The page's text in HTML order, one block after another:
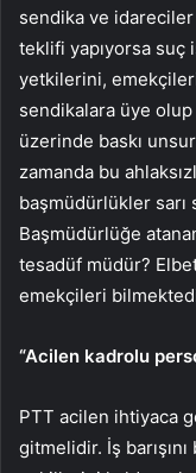
sendika ve
teklifi yapıyorsa
yetkilerini,
sendikalara üye olup
üzerinde baskı
zamanda bu
başmüdürlükler sarı
Başmüdürlüğe
tesadüf müdür?
emekçileri
“Acilen kadrolu
PTT acilen ihtiyaca
gitmelidir. İş